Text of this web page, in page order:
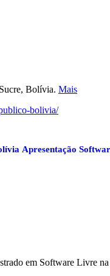
Bolívia. Mais
bolivia/
Apresentação
em Software Livre